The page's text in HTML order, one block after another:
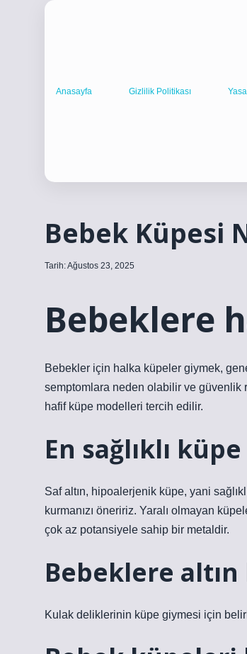
Anasayfa Gizlilik Politikası
Bebek Küpesi
Tarih: Ağustos 23, 2025
Bebeklere
Bebekler için halka küpeler giymek,
semptomlara neden olabilir ve
hafif küpe modelleri tercih edilir.
En sağlıklı
Saf altın, hipoalerjenik küpe, yani
kurmanızı öneririz. Yaralı olmayan
çok az potansiyele sahip bir metaldir.
Bebeklere altın
Kulak deliklerinin küpe giymesi için